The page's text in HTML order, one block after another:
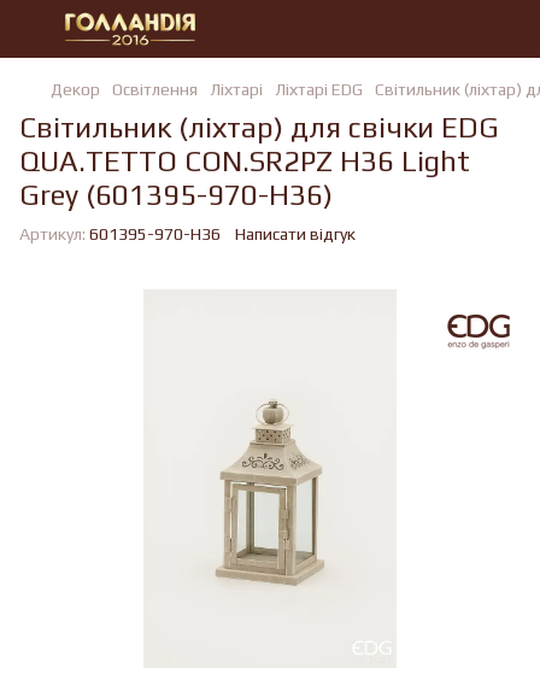
Декор Освітлення Ліхтарі Ліхтарі EDG Світильник (ліхтар)
Світильник (ліхтар) для свічки EDG
QUA.TETTO CON.SR2PZ H36 Light
Grey (601395-970-H36)
Артикул: 601395-970-H36 Написати відгук